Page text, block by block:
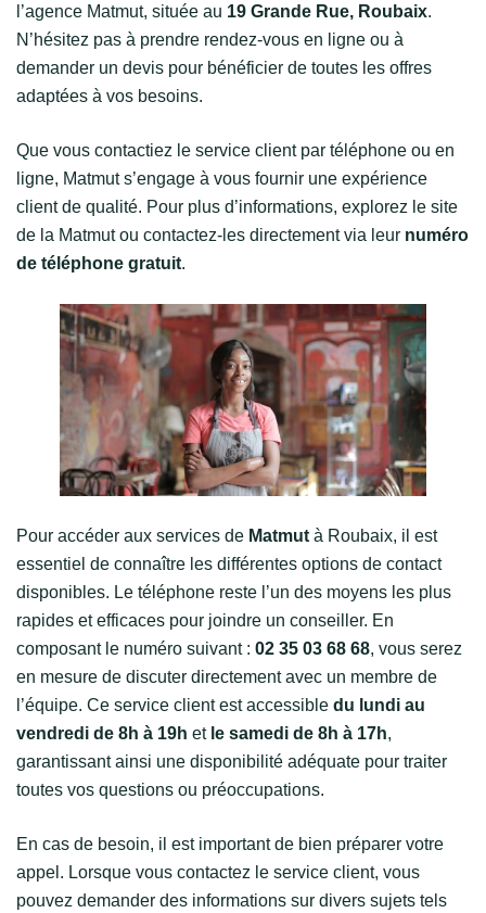
l’agence Matmut, située au 19 Grande Rue, Roubaix.
N’hésitez pas à prendre rendez-vous en ligne ou à
demander un devis pour bénéficier de toutes les offres
adaptées à vos besoins.
Que vous contactiez le service client par téléphone ou en
ligne, Matmut s’engage à vous fournir une expérience
client de qualité. Pour plus d’informations, explorez le site
de la Matmut ou contactez-les directement via leur numéro
de téléphone gratuit.
Pour accéder aux services de Matmut à Roubaix, il est
essentiel de connaître les différentes options de contact
disponibles. Le téléphone reste l’un des moyens les plus
rapides et efficaces pour joindre un conseiller. En
composant le numéro suivant : 02 35 03 68 68, vous serez
en mesure de discuter directement avec un membre de
l’équipe. Ce service client est accessible du lundi au
vendredi de 8h à 19h et le samedi de 8h à 17h,
garantissant ainsi une disponibilité adéquate pour traiter
toutes vos questions ou préoccupations.
En cas de besoin, il est important de bien préparer votre
appel. Lorsque vous contactez le service client, vous
pouvez demander des informations sur divers sujets tels